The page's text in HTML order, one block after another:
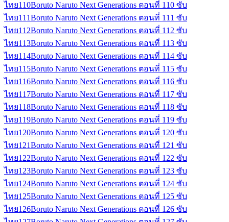
ไทย110Boruto Naruto Next Generations ตอนที่ 110 ซับ
ไทย111Boruto Naruto Next Generations ตอนที่ 111 ซับ
ไทย112Boruto Naruto Next Generations ตอนที่ 112 ซับ
ไทย113Boruto Naruto Next Generations ตอนที่ 113 ซับ
ไทย114Boruto Naruto Next Generations ตอนที่ 114 ซับ
ไทย115Boruto Naruto Next Generations ตอนที่ 115 ซับ
ไทย116Boruto Naruto Next Generations ตอนที่ 116 ซับ
ไทย117Boruto Naruto Next Generations ตอนที่ 117 ซับ
ไทย118Boruto Naruto Next Generations ตอนที่ 118 ซับ
ไทย119Boruto Naruto Next Generations ตอนที่ 119 ซับ
ไทย120Boruto Naruto Next Generations ตอนที่ 120 ซับ
ไทย121Boruto Naruto Next Generations ตอนที่ 121 ซับ
ไทย122Boruto Naruto Next Generations ตอนที่ 122 ซับ
ไทย123Boruto Naruto Next Generations ตอนที่ 123 ซับ
ไทย124Boruto Naruto Next Generations ตอนที่ 124 ซับ
ไทย125Boruto Naruto Next Generations ตอนที่ 125 ซับ
ไทย126Boruto Naruto Next Generations ตอนที่ 126 ซับ